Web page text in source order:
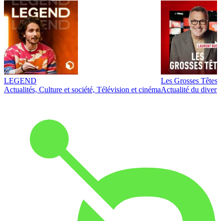
LEGEND
Actualités, Culture et société, Télévision et cinéma
Les Grosses Têtes
Actualité du